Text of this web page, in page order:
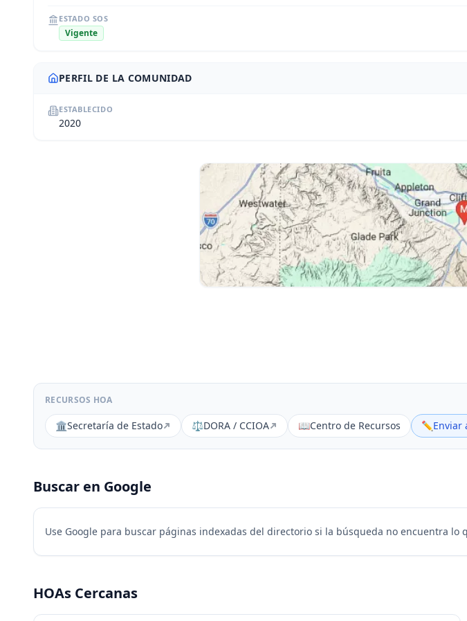
ESTADO SOS
Vigente
PERFIL DE LA COMUNIDAD
ESTABLECIDO
2020
RECURSOS HOA
🏛️Secretaría de Estado ⚖️DORA / CCIOA 📖Centro de Recursos ✏️Enviar
Buscar en Google
Use Google para buscar páginas indexadas del directorio si la búsqueda no encuentra lo
HOAs Cercanas